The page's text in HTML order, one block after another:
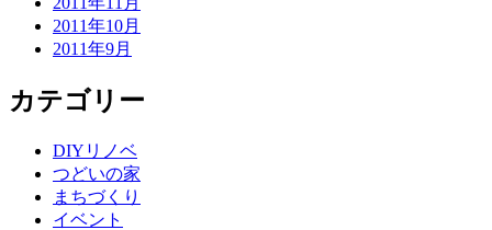
2011年10月
2011年9月
カテゴリー
DIYリノベ
つどいの家
まちづくり
イベント